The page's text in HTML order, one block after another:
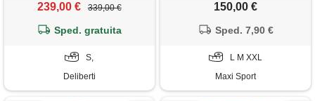
239,00 € 339,00 €
Sped. gratuita
S,
Deliberti
150,00 €
Sped. 7,90 €
L M XXL
Maxi Sport